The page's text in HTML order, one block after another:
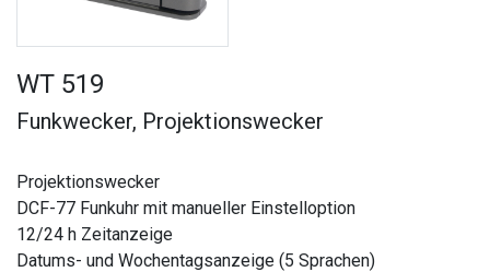
WT 519
Funkwecker, Projektionswecker
Projektionswecker
DCF-77 Funkuhr mit manueller Einstelloption
12/24 h Zeitanzeige
Datums- und Wochentagsanzeige (5 Sprachen)